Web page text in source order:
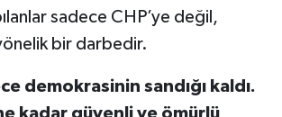
sadece CHP’ye değil,
bir darbedir.
demokrasinin sandığı kaldı.
kadar güvenli ve ömürlü